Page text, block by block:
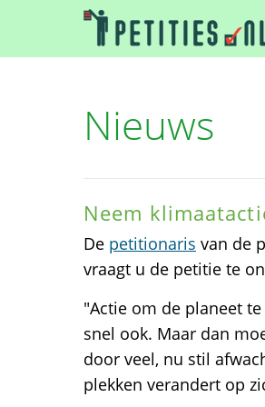
Nieuws
Neem
De petitionaris van de
vraagt u de petitie te
"Actie om de planeet
snel ook. Maar dan
door veel, nu stil
plekken verandert op